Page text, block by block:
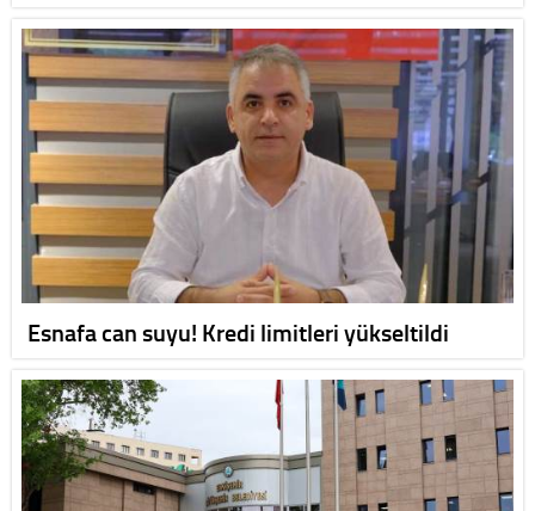
Esnafa can suyu! Kredi limitleri yükseltildi